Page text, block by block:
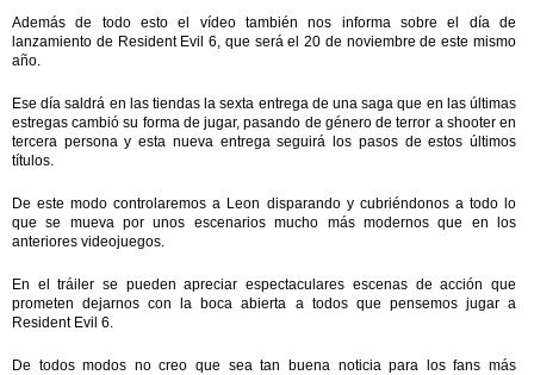
Además de todo esto el vídeo también nos informa sobre el día de
lanzamiento de Resident Evil 6, que será el 20 de noviembre de este mismo
año.
Ese día saldrá en las tiendas la sexta entrega de una saga que en las últimas
estregas cambió su forma de jugar, pasando de género de terror a shooter en
tercera persona y esta nueva entrega seguirá los pasos de estos últimos
títulos.
De este modo controlaremos a Leon disparando y cubriéndonos a todo lo
que se mueva por unos escenarios mucho más modernos que en los
anteriores videojuegos.
En el tráiler se pueden apreciar espectaculares escenas de acción que
prometen dejarnos con la boca abierta a todos que pensemos jugar a
Resident Evil 6.
De todos modos no creo que sea tan buena noticia para los fans más